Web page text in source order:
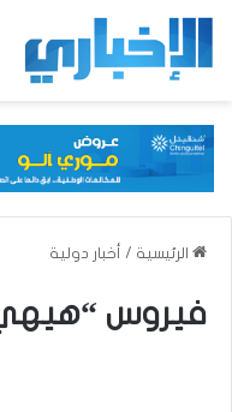
الرئيسية / أخبار دولية
فيروس